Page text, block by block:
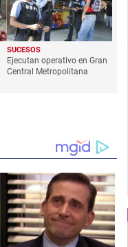
SUCESOS
Ejecutan operativo en Gran
Central Metropolitana